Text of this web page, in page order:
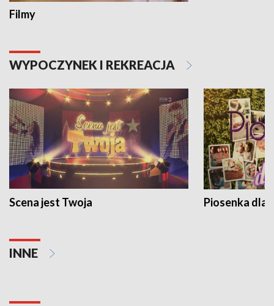
Filmy
WYPOCZYNEK I REKREACJA
Scena jest Twoja Piosenka dla
INNE